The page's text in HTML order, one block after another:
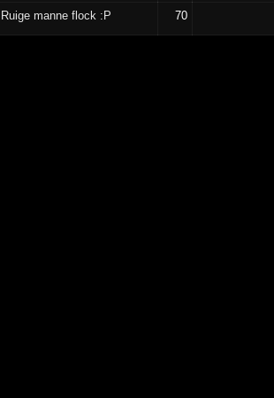
Ruige manne flock :P 70